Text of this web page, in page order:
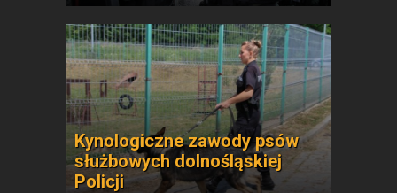
Kynologiczne zawody psów
służbowych dolnośląskiej
Policji